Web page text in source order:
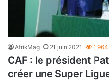
AfrikMag 21 juin 2021 1 964
CAF : le président
créer une Super